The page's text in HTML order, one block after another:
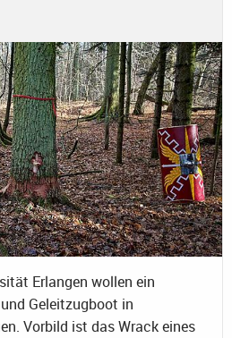
Erlangen wollen ein
Geleitzugboot in
Vorbild ist das Wrack eines